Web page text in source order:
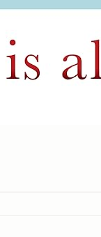
命としか思えな
クスピア個人全